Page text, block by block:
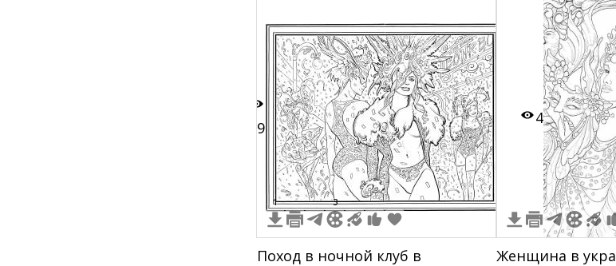
бутылочками
бусами,
отражении.
19
1 3
Поход в ночной клуб в
4
Женщина в